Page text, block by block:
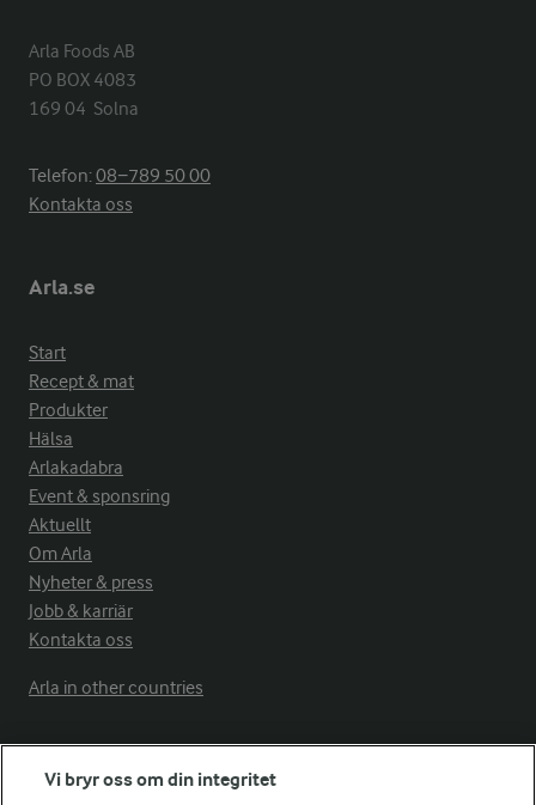
Arla Foods AB
PO BOX 4083
169 04  Solna
Telefon:08−789 50 00
Kontakta oss
Arla.se
Start
Recept & mat
Produkter
Hälsa
Arlakadabra
Event & sponsring
Aktuellt
Om Arla
Nyheter & press
Jobb & karriär
Kontakta oss
Arla in other countries
Fler Arlasajter
Vi bryr oss om din integritet